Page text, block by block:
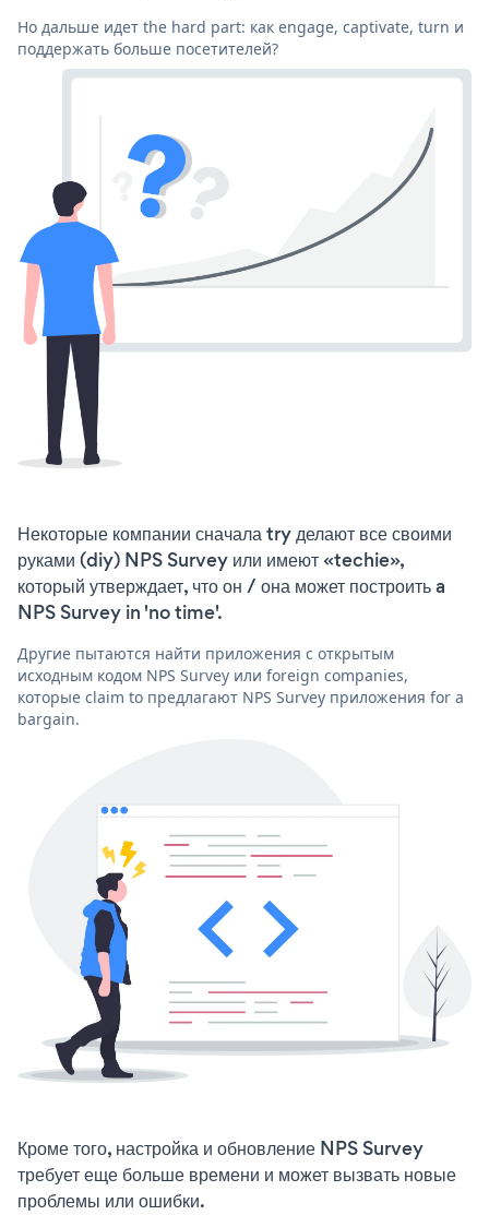
Но дальше идет the hard part: как engage, captivate, turn и
поддержать больше посетителей?
Некоторые компании сначала try делают все своими
руками (diy) NPS Survey или имеют «techie»,
который утверждает, что он / она может построить a
NPS Survey in 'no time'.
Другие пытаются найти приложения с открытым
исходным кодом NPS Survey или foreign companies,
которые claim to предлагают NPS Survey приложения for a
bargain.
Кроме того, настройка и обновление NPS Survey
требует еще больше времени и может вызвать новые
проблемы или ошибки.